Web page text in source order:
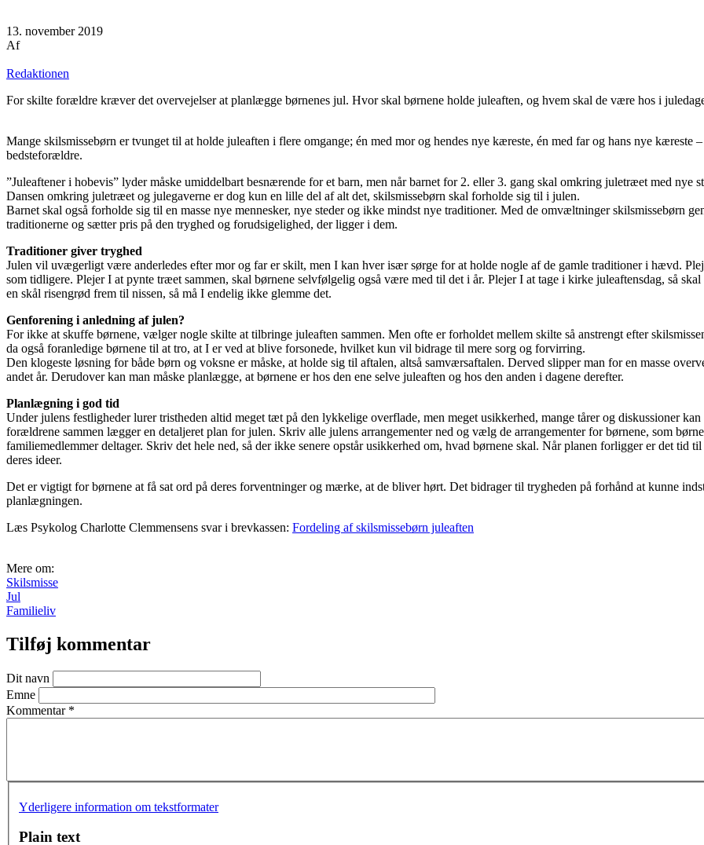
13. november 2019
Af
Redaktionen
For skilte forældre kræver det overvejelser at planlægge børnenes jul. Hvor skal børnene holde juleaften, og hvem skal de være hos i
Mange skilsmissebørn er tvunget til at holde juleaften i flere omgange; én med mor og hendes nye kæreste, én med far og hans nye kæreste
bedsteforældre.
”Juleaftener i hobevis” lyder måske umiddelbart besnærende for et barn, men når barnet for 2. eller 3. gang skal omkring juletræet med nye
Dansen omkring juletræet og julegaverne er dog kun en lille del af alt det, skilsmissebørn skal forholde sig til i julen.
Barnet skal også forholde sig til en masse nye mennesker, nye steder og ikke mindst nye traditioner. Med de omvæltninger skilsmissebørn
traditionerne og sætter pris på den tryghed og forudsigelighed, der ligger i dem.
Traditioner giver tryghed
Julen vil uvægerligt være anderledes efter mor og far er skilt, men I kan hver især sørge for at holde nogle af de gamle traditioner i hævd.
som tidligere. Plejer I at pynte træet sammen, skal børnene selvfølgelig også være med til det i år. Plejer I at tage i kirke juleaftensdag, så
en skål risengrød frem til nissen, så må I endelig ikke glemme det.
Genforening i anledning af julen?
For ikke at skuffe børnene, vælger nogle skilte at tilbringe juleaften sammen. Men ofte er forholdet mellem skilte så anstrengt efter
da også foranledige børnene til at tro, at I er ved at blive forsonede, hvilket kun vil bidrage til mere sorg og forvirring.
Den klogeste løsning for både børn og voksne er måske, at holde sig til aftalen, altså samværsaftalen. Derved slipper man for en masse
andet år. Derudover kan man måske planlægge, at børnene er hos den ene selve juleaften og hos den anden i dagene derefter.
Planlægning i god tid
Under julens festligheder lurer tristheden altid meget tæt på den lykkelige overflade, men meget usikkerhed, mange tårer og diskussioner
forældrene sammen lægger en detaljeret plan for julen. Skriv alle julens arrangementer ned og vælg de arrangementer for børnene, som
familiemedlemmer deltager. Skriv det hele ned, så der ikke senere opstår usikkerhed om, hvad børnene skal. Når planen forligger er det tid
deres ideer.
Det er vigtigt for børnene at få sat ord på deres forventninger og mærke, at de bliver hørt. Det bidrager til trygheden på forhånd at kunne
planlægningen.
Læs Psykolog Charlotte Clemmensens svar i brevkassen: Fordeling af skilsmissebørn juleaften
Mere om:
Skilsmisse
Jul
Familieliv
Tilføj kommentar
Dit navn
Emne
Kommentar *
Yderligere information om tekstformater
Plain text